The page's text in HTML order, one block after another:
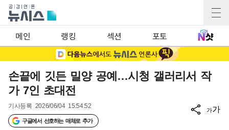
메인 랭킹 섹션 포토
손끝에 깃든 밀양 공예…시청 갤러리서 작
가 7인 초대전
기사등록 2026/06/04 15:54:52
구글에서 선호하는 매체로 추가
가가